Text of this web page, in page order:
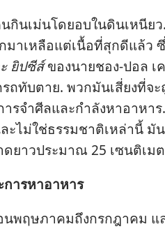
กิน​เม่น​โดย​อบ​ใน​ดิน​เหนีย
า​เหลือ​แต่​เนื้อ​ที่​สุก​ดี​แล้ว ซึ่
ยิปซีส์ของ​นาย​ชอง-ปอล เ
ถ​ทับ​ตาย. พวก​มัน​เสี่ยง​ที่​จ
ร​จำศีล​และ​กำลัง​หา​อาหา
ไม่​ใช่​ธรรมชาติ​เหล่า​นี้ มั
ยาว​ประมาณ 25 เซนติเม
าร​หา​อาหาร
น​พฤษภาคม​ถึง​กรกฎาคม แ